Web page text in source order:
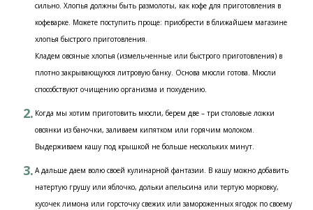
сильно. Хлопья должны быть размолоты, как кофе для приготовления в
кофеварке. Можете поступить проще: приобрести в ближайшем магазине
хлопья быстрого приготовления.
Кладем овсяные хлопья (измельченные или быстрого приготовления) в
плотно закрывающуюся литровую банку. Основа мюсли готова. Мюсли
способствуют очищению организма и похудению.
Когда мы хотим приготовить мюсли, берем две – три столовые ложки
овсянки из баночки, заливаем кипятком или горячим молоком.
Выдерживаем кашу под крышкой не больше нескольких минут.
А дальше даем волю своей кулинарной фантазии. В кашу можно добавить
натертую грушу или яблочко, дольки апельсина или тертую морковку,
кусочек лимона или горсточку свежих или замороженных ягодок по своему